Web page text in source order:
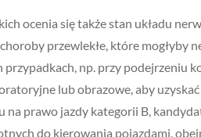
ocenia się także stan układu
przewlekłe, które mogłyby
np. przy podejrzeniu
lub obrazowe, aby
na prawo jazdy kategorii B,
do kierowania pojazdami,